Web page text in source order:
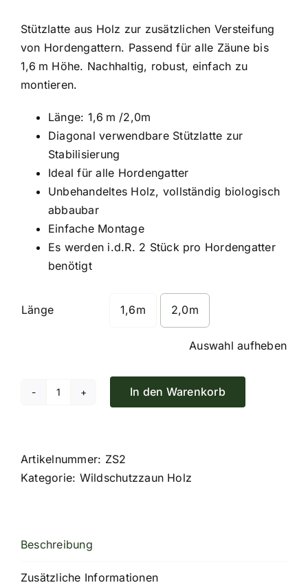
Stützlatte aus Holz zur zusätzlichen Versteifung
von Hordengattern. Passend für alle Zäune bis
1,6 m Höhe. Nachhaltig, robust, einfach zu
montieren.
Länge: 1,6 m /2,0m
Diagonal verwendbare Stützlatte zur
Stabilisierung
Ideal für alle Hordengatter
Unbehandeltes Holz, vollständig biologisch
abbaubar
Einfache Montage
Es werden i.d.R. 2 Stück pro Hordengatter
benötigt
Länge 1,6m 2,0m
Auswahl aufheben
Zaunschere
Holz
Menge
In den Warenkorb
Artikelnummer: ZS2
Kategorie: Wildschutzzaun Holz
Beschreibung
Zusätzliche Informationen